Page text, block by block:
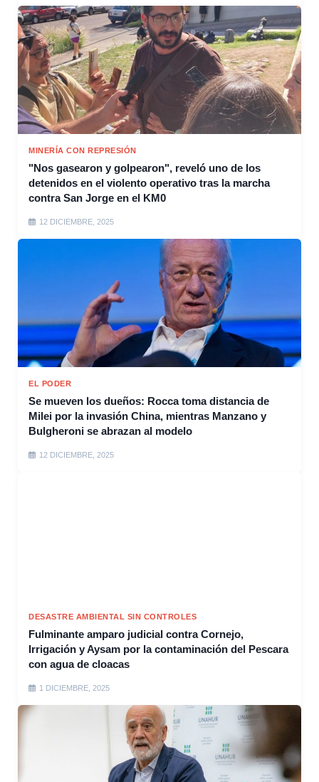
MINERÍA CON REPRESIÓN
"Nos gasearon y golpearon", reveló uno de los
detenidos en el violento operativo tras la marcha
contra San Jorge en el KM0
12 DICIEMBRE, 2025
EL PODER
Se mueven los dueños: Rocca toma distancia de
Milei por la invasión China, mientras Manzano y
Bulgheroni se abrazan al modelo
12 DICIEMBRE, 2025
DESASTRE AMBIENTAL SIN CONTROLES
Fulminante amparo judicial contra Cornejo,
Irrigación y Aysam por la contaminación del Pescara
con agua de cloacas
1 DICIEMBRE, 2025